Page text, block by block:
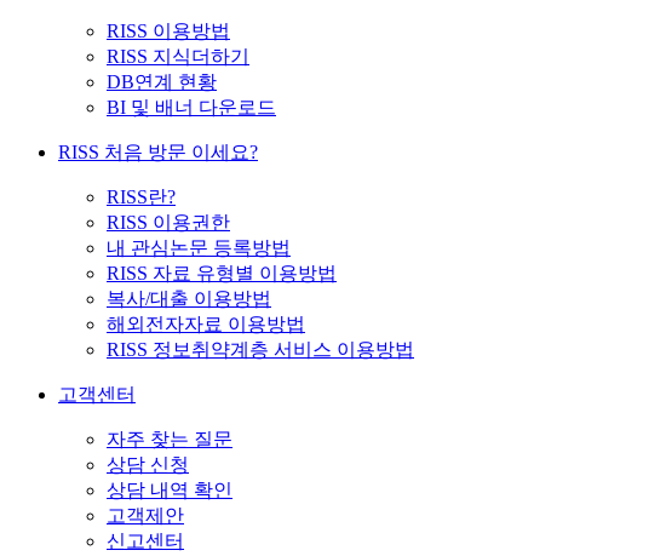
RISS 이용방법
RISS 지식더하기
DB연계 현황
BI 및 배너 다운로드
RISS 처음 방문 이세요?
RISS란?
RISS 이용권한
내 관심논문 등록방법
RISS 자료 유형별 이용방법
복사/대출 이용방법
해외전자자료 이용방법
RISS 정보취약계층 서비스 이용방법
고객센터
자주 찾는 질문
상담 신청
상담 내역 확인
고객제안
신고센터